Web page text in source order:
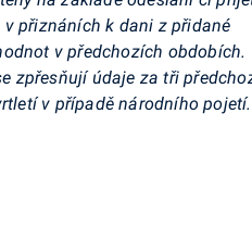
přiznáních k dani z přidané
v předchozích obdobích.
zpřesňují údaje za tři
v případě národního pojetí.